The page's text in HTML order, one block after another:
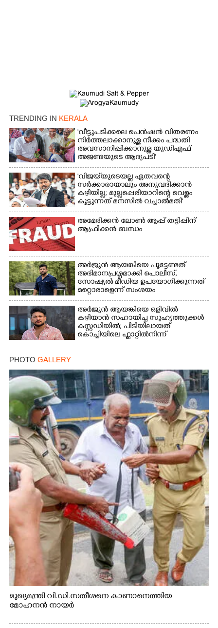
TRENDING IN KERALA
'വീട്ടുപടിക്കലെ പെൻഷൻ വിതരണം
നിർത്തലാക്കാനുള്ള നീക്കം പദ്ധതി
അവസാനിപ്പിക്കാനുള്ള യുഡിഎഫ്
അജണ്ടയുടെ ആദ്യപടി'
'വിജയ്‌യുടെയല്ല ഏതവന്റെ
സർക്കാരായാലും അനുവദിക്കാൻ
കഴിയില്ല; മുല്ലപ്പെരിയാറിന്റെ വെള്ളം
കൂട്ടുന്നത് മനസിൽ വച്ചാൽമതി'
അമേരിക്കൻ ലോൺ ആപ്പ് തട്ടിപ്പിന്
ആഫ്രിക്കൻ ബന്ധം
അർജുൻ ആയങ്കിയെ പൂട്ടേണ്ടത്
അഭിമാനപ്രശ്നമാക്കി പൊലീസ്,
സാേഷ്യൽ മീഡിയ ഉപയോഗിക്കുന്നത്
മറ്റൊരാളെന്ന് സംശയം
അർജുൻ ആയങ്കിയെ ഒളിവിൽ
കഴിയാൻ സഹായിച്ച സുഹൃത്തുക്കൾ
കസ്റ്റഡിയിൽ; പിടിയിലായത്
കൊച്ചിയിലെ ഫ്ലാറ്റിൽനിന്ന്
PHOTO GALLERY
മുഖ്യമന്ത്രി വി.ഡി.സതീശനെ കാണാനെത്തിയ
മോഹനൻ നായർ
×
Share this link